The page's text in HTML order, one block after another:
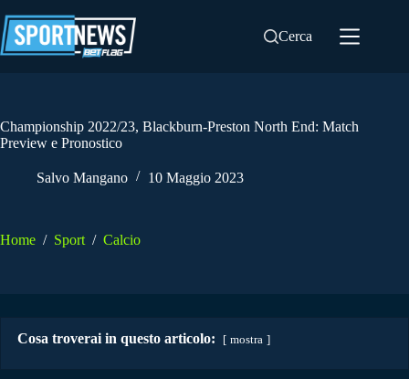
al
contenuto
Cerca
Championship 2022/23, Blackburn-Preston North End: Match
Preview e Pronostico
Salvo Mangano 10 Maggio 2023
Home / Sport / Calcio
Cosa troverai in questo articolo: mostra